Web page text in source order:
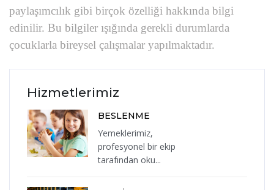
paylaşımcılık gibi birçok özelliği hakkında bilgi
edinilir. Bu bilgiler ışığında gerekli durumlarda
çocuklarla bireysel çalışmalar yapılmaktadır.
Hizmetlerimiz
BESLENME
Yemeklerimiz,
profesyonel bir ekip
tarafından oku...